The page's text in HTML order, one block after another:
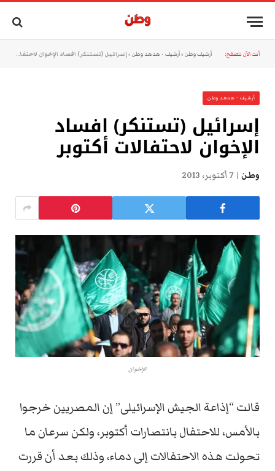
أنت الآن تتصفح: أرشيف وطن »أرشيف - هدهد وطن »إسرائيل (تستنكر) افساد الإخوان لاحتفالات أكتوبر
أرشيف - هدهد وطن
إسرائيل (تستنكر) افساد
الإخوان لاحتفالات أكتوبر
وطن 7 أكتوبر، 2013
الإخوان
قالت “إذاعة الجيش الإسرائيلى” إن المصريين خرجوا
بالأمس، للاحتفال بانتصارات أكتوبر، ولكن سرعان ما
تحولت هذه الاحتفالات إلى دماء، وذلك بعد أن قررت